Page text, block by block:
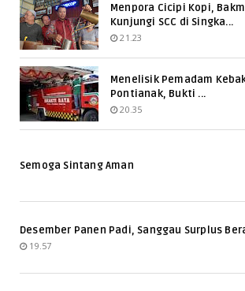
Menpora Cicipi Kopi,
Kunjungi SCC di Singka...
21.23
Menelisik Pemadam
Pontianak, Bukti ...
20.35
Semoga Sintang Aman
Desember Panen Padi, Sanggau Surplus
19.57